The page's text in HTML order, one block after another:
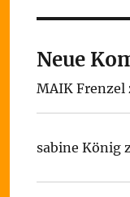
Neue
MAIK Frenzel
sabine König